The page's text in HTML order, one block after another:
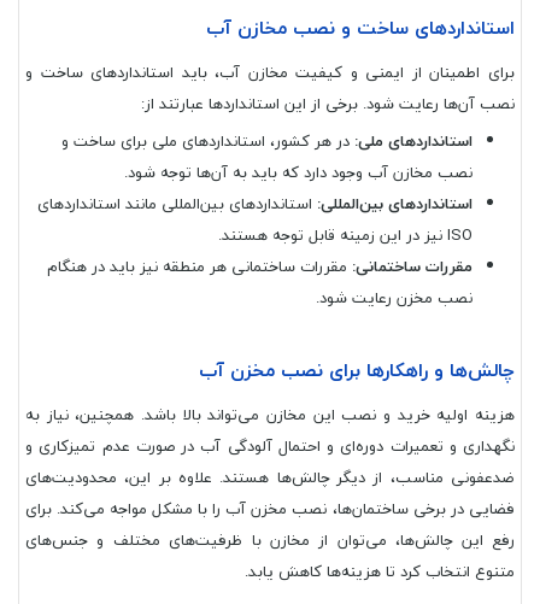
استانداردهای ساخت و نصب مخازن آب
برای اطمینان از ایمنی و کیفیت مخازن آب، باید استانداردهای ساخت و
نصب آن‌ها رعایت شود. برخی از این استانداردها عبارتند از:
استانداردهای ملی: در هر کشور، استانداردهای ملی برای ساخت و
نصب مخازن آب وجود دارد که باید به آن‌ها توجه شود.
استانداردهای بین‌المللی: استانداردهای بین‌المللی مانند استانداردهای
ISO نیز در این زمینه قابل توجه هستند.
مقررات ساختمانی: مقررات ساختمانی هر منطقه نیز باید در هنگام
نصب مخزن رعایت شود.
چالش‌ها و راهکارها برای نصب مخزن آب
هزینه اولیه خرید و نصب این مخازن می‌تواند بالا باشد. همچنین، نیاز به
نگهداری و تعمیرات دوره‌ای و احتمال آلودگی آب در صورت عدم تمیزکاری و
ضدعفونی مناسب، از دیگر چالش‌ها هستند. علاوه بر این، محدودیت‌های
فضایی در برخی ساختمان‌ها، نصب مخزن آب را با مشکل مواجه می‌کند. برای
رفع این چالش‌ها، می‌توان از مخازن با ظرفیت‌های مختلف و جنس‌های
متنوع انتخاب کرد تا هزینه‌ها کاهش یابد.